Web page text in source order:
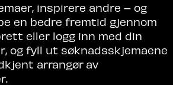
inspirere andre – og
en bedre fremtid gjennom
eller logg inn med din
og fyll ut søknadsskjemaene
arrangør av